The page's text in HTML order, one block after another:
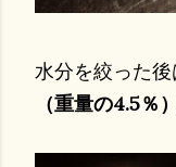
水分を絞った後
（重量の4.5％